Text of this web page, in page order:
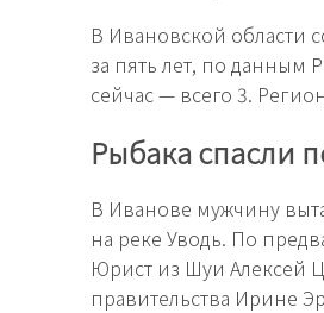
В Ивановской области
за пять лет, по данным
сейчас — всего 3.
Рыбака спасли
В Иванове мужчину
на реке Уводь. По
Юрист из Шуи Алексей
правительства Ирине